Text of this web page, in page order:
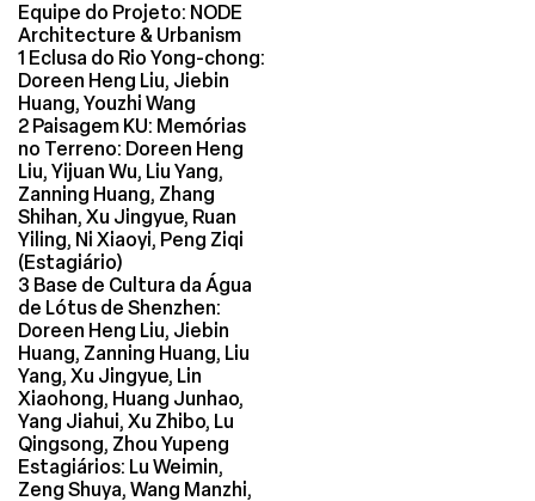
Equipe do Projeto: NODE
Architecture & Urbanism
1 Eclusa do Rio Yong-chong:
Doreen Heng Liu, Jiebin
Huang, Youzhi Wang
2 Paisagem KU: Memórias
no Terreno: Doreen Heng
Liu, Yijuan Wu, Liu Yang,
Zanning Huang, Zhang
Shihan, Xu Jingyue, Ruan
Yiling, Ni Xiaoyi, Peng Ziqi
(Estagiário)
3 Base de Cultura da Água
de Lótus de Shenzhen:
Doreen Heng Liu, Jiebin
Huang, Zanning Huang, Liu
Yang, Xu Jingyue, Lin
Xiaohong, Huang Junhao,
Yang Jiahui, Xu Zhibo, Lu
Qingsong, Zhou Yupeng
Estagiários: Lu Weimin,
Zeng Shuya, Wang Manzhi,